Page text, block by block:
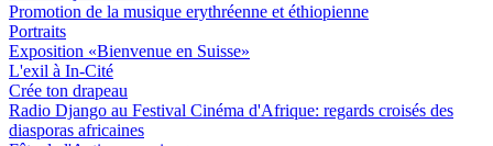
Promotion de la musique erythréenne et éthiopienne
Portraits
Exposition «Bienvenue en Suisse»
L'exil à In-Cité
Crée ton drapeau
Radio Django au Festival Cinéma d'Afrique: regards croisés des
diasporas africaines